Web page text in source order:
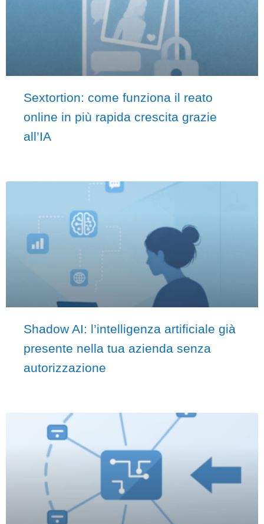
Sextortion: come funziona il reato
online in più rapida crescita grazie
all’IA
Shadow AI: l’intelligenza artificiale già
presente nella tua azienda senza
autorizzazione